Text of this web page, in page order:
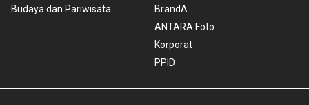
Budaya dan Pariwisata
BrandA
ANTARA Foto
Korporat
PPID